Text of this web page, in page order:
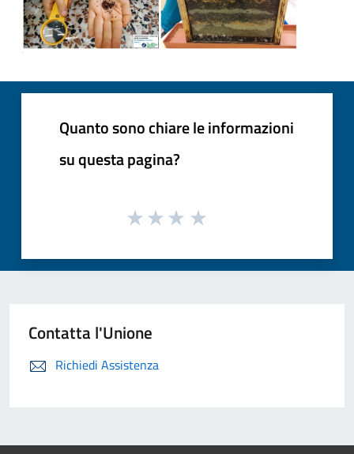
Quanto sono chiare le informazioni
su questa pagina?
Contatta l'Unione
Richiedi Assistenza